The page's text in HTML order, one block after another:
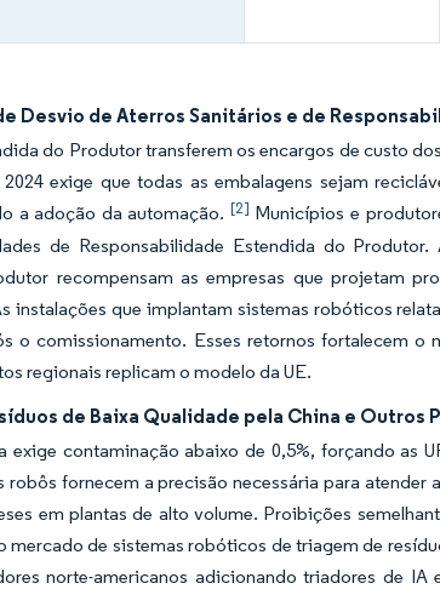
Desvio de Aterros Sanitários e de
do Produtor transferem os encargos de custo
exige que todas as embalagens sejam
a adoção da automação. [2] Municípios e
de Responsabilidade Estendida do
recompensam as empresas que projetam
instalações que implantam sistemas robóticos
o comissionamento. Esses retornos fortalecem
regionais replicam o modelo da UE.
de Baixa Qualidade pela China e Outros
contaminação abaixo de 0,5%, forçando as
fornecem a precisão necessária para
em plantas de alto volume. Proibições
de sistemas robóticos de triagem de
norte-americanos adicionando triadores de